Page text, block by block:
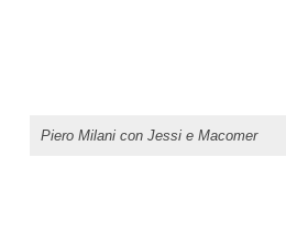
Piero Milani con Jessi e Macomer